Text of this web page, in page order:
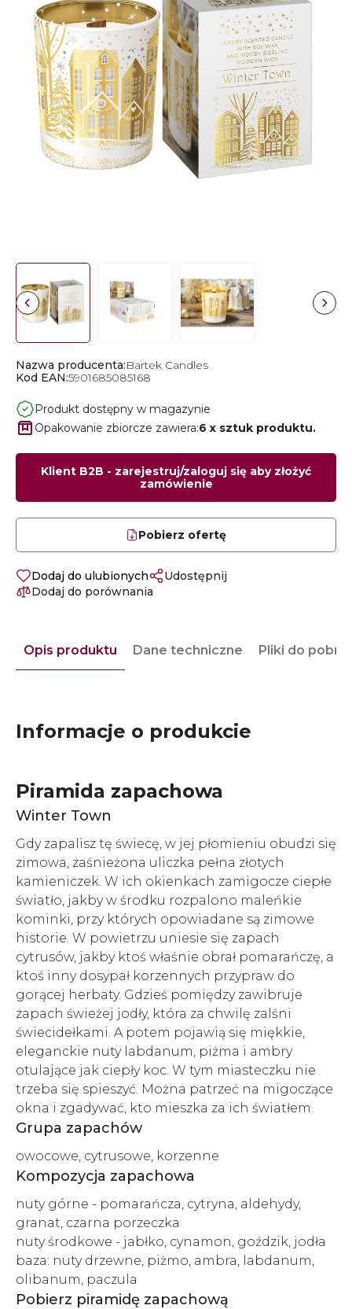
Nazwa producenta:Bartek Candles
Kod EAN:5901685085168
Produkt dostępny w magazynie
Opakowanie zbiorcze zawiera:6 x sztuk produktu.
Klient B2B - zarejestruj/zaloguj się aby złożyć
zamówienie
Pobierz ofertę
Dodaj do ulubionych
Udostępnij
Dodaj do porównania
Opis produktu Dane techniczne Pliki do
Informacje o produkcie
Piramida zapachowa
Winter Town
Gdy zapalisz tę świecę, w jej płomieniu obudzi się
zimowa, zaśnieżona uliczka pełna złotych
kamieniczek. W ich okienkach zamigocze ciepłe
światło, jakby w środku rozpalono maleńkie
kominki, przy których opowiadane są zimowe
historie. W powietrzu uniesie się zapach
cytrusów, jakby ktoś właśnie obrał pomarańczę, a
ktoś inny dosypał korzennych przypraw do
gorącej herbaty. Gdzieś pomiędzy zawibruje
zapach świeżej jodły, która za chwilę zalśni
świecidełkami. A potem pojawią się miękkie,
eleganckie nuty labdanum, piżma i ambry
otulające jak ciepły koc. W tym miasteczku nie
trzeba się spieszyć. Można patrzeć na migoczące
okna i zgadywać, kto mieszka za ich światłem.
Grupa zapachów
owocowe, cytrusowe, korzenne
Kompozycja zapachowa
nuty górne - pomarańcza, cytryna, aldehydy,
granat, czarna porzeczka
nuty środkowe - jabłko, cynamon, goździk, jodła
baza: nuty drzewne, piżmo, ambra, labdanum,
olibanum, paczula
Pobierz piramidę zapachową